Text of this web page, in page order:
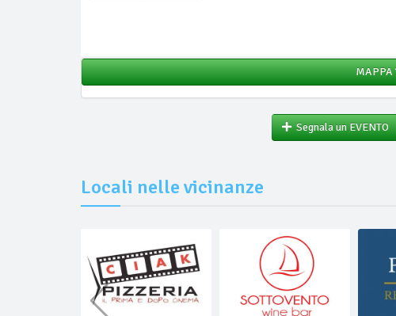
MAPPA
Segnala un EVENTO
Locali nelle vicinanze